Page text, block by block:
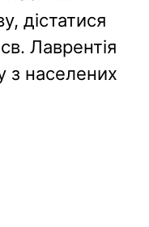
дістатися
Лаврентія
населених